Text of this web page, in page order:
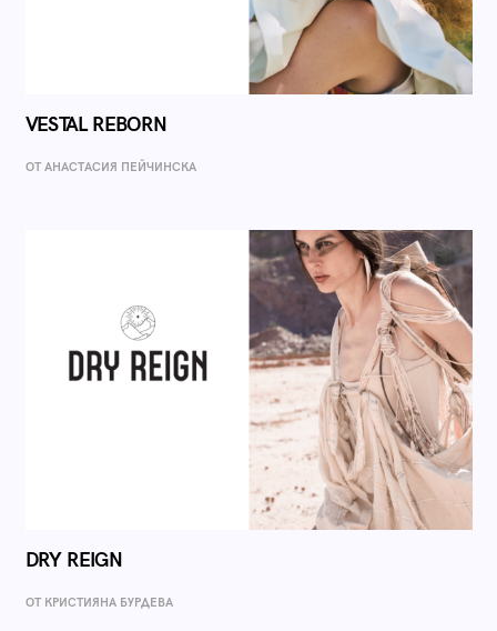
VESTAL REBORN
ОТ AНАСТАСИЯ ПЕЙЧИНСКА
DRY REIGN
ОТ КРИСТИЯНА БУРДЕВА